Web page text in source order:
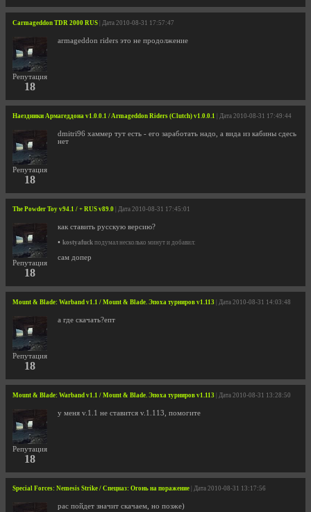
Carmageddon TDR 2000 RUS | Дата 2010-08-31 17:57:47
Репутация
18
armageddon riders это не продолжение
Наездники Армагеддона v1.0.0.1 / Armageddon Riders (Clutch) v1.0.0.1 | Дата 2010-08-31 17:49:44
Репутация
18
dmitri96 хаммер тут есть - его заработать надо, а вида из кабины сдесь
нет
The Powder Toy v94.1 / + RUS v89.0 | Дата 2010-08-31 17:45:01
Репутация
18
как ставить русскую версию?
• kostyafuck подумал несколько минут и добавил:
сам допер
Mount & Blade: Warband v1.1 / Mount & Blade. Эпоха турниров v1.113 | Дата 2010-08-31 14:03:48
Репутация
18
а где скачать?епт
Mount & Blade: Warband v1.1 / Mount & Blade. Эпоха турниров v1.113 | Дата 2010-08-31 13:28:50
Репутация
18
у меня v.1.1 не ставится v.1.113, помогите
Special Forces: Nemesis Strike / Спецназ: Огонь на поражение | Дата 2010-08-31 13:17:56
рас пойдет значит скачаем, но позже)